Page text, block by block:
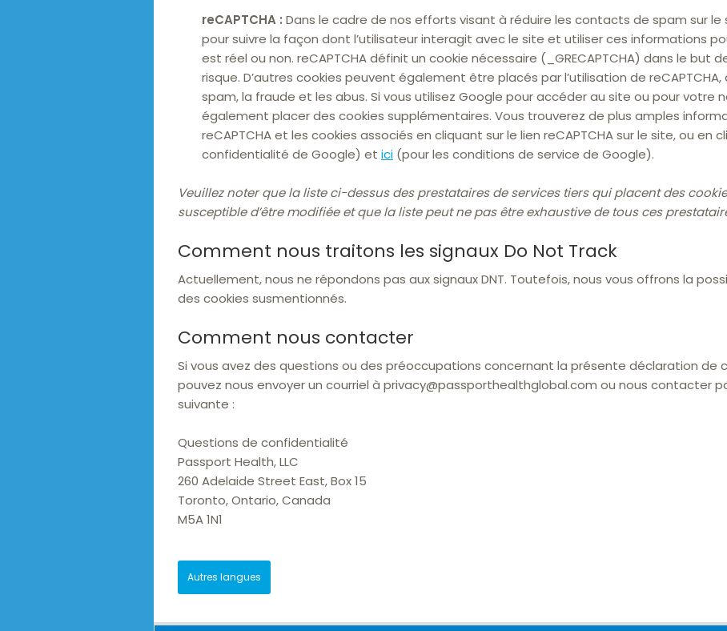
reCAPTCHA : Dans le cadre de nos efforts visant à réduire les contacts de spam sur le
pour suivre la façon dont l’utilisateur interagit avec le site et utiliser ces informations
est réel ou non. reCAPTCHA définit un cookie nécessaire (_GRECAPTCHA) dans le but
risque. D’autres cookies peuvent également être placés par l’utilisation de
spam, la fraude et les abus. Si vous utilisez Google pour accéder au site ou pour votre
également placer des cookies supplémentaires. Vous trouverez de plus amples
reCAPTCHA et les cookies associés en cliquant sur le lien reCAPTCHA sur le site, ou en
confidentialité de Google) et ici (pour les conditions de service de Google).
Veuillez noter que la liste ci-dessus des prestataires de services tiers qui placent des
susceptible d’être modifiée et que la liste peut ne pas être exhaustive de tous ces
Comment nous traitons les signaux Do Not Track
Actuellement, nous ne répondons pas aux signaux DNT. Toutefois, nous vous offrons la
des cookies susmentionnés.
Comment nous contacter
Si vous avez des questions ou des préoccupations concernant la présente déclaration de
pouvez nous envoyer un courriel à privacy@passporthealthglobal.com ou nous contacter
suivante :
Questions de confidentialité
Passport Health, LLC
260 Adelaide Street East, Box 15
Toronto, Ontario, Canada
M5A 1N1
Autres langues